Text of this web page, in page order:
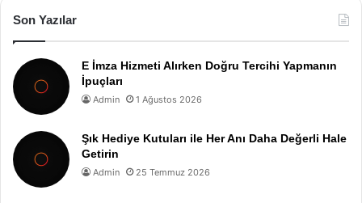
Son Yazılar
E İmza Hizmeti Alırken Doğru Tercihi Yapmanın
İpuçları
Admin 1 Ağustos 2026
Şık Hediye Kutuları ile Her Anı Daha Değerli Hale
Getirin
Admin 25 Temmuz 2026